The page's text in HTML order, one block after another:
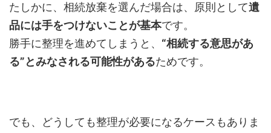
たしかに、相続放棄を選んだ場合は、原則として遺
品には手をつけないことが基本です。
勝手に整理を進めてしまうと、 “相続する意思があ
る”とみなされる可能性があるためです。
でも、どうしても整理が必要になるケースもありま